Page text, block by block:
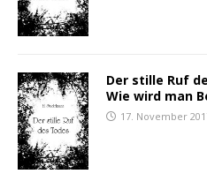
Der stille Ruf
Wie wird man
17. November